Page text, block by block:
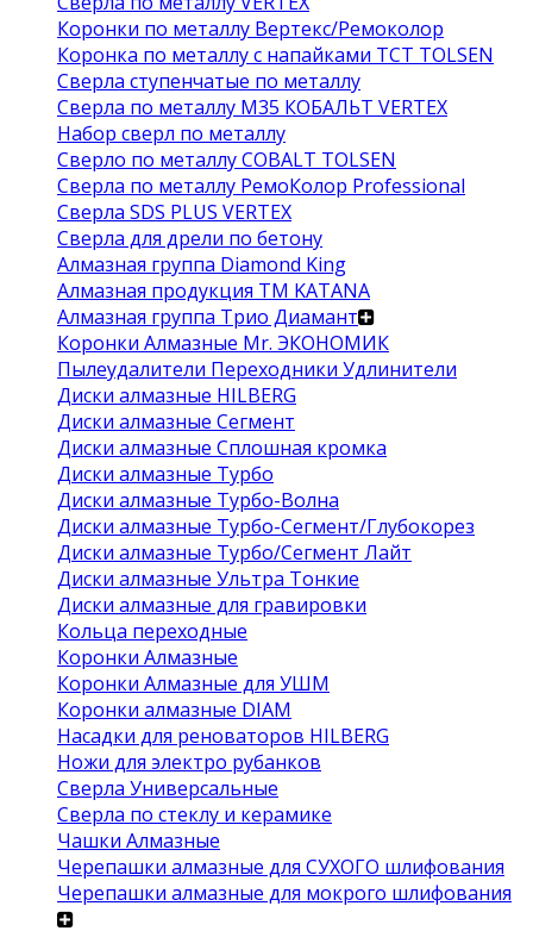
Коронки по металлу Вертекс/Ремоколор
Коронка по металлу с напайками TCT TOLSEN
Сверла ступенчатые по металлу
Сверла по металлу М35 КОБАЛЬТ VERTEX
Набор сверл по металлу
Сверло по металлу COBALT TOLSEN
Сверла по металлу РемоКолор Professional
Сверла SDS PLUS VERTEX
Сверла для дрели по бетону
Алмазная группа Diamond King
Алмазная продукция ТМ KATANA
Алмазная группа Трио Диамант
Коронки Алмазные Mr. ЭКОНОМИК
Пылеудалители Переходники Удлинители
Диски алмазные HILBERG
Диски алмазные Сегмент
Диски алмазные Сплошная кромка
Диски алмазные Турбо
Диски алмазные Турбо-Волна
Диски алмазные Турбо-Сегмент/Глубокорез
Диски алмазные Турбо/Сегмент Лайт
Диски алмазные Ультра Тонкие
Диски алмазные для гравировки
Кольца переходные
Коронки Алмазные
Коронки Алмазные для УШМ
Коронки алмазные DIAM
Насадки для реноваторов HILBERG
Ножи для электро рубанков
Сверла Универсальные
Сверла по стеклу и керамике
Чашки Алмазные
Черепашки алмазные для СУХОГО шлифования
Черепашки алмазные для мокрого шлифования